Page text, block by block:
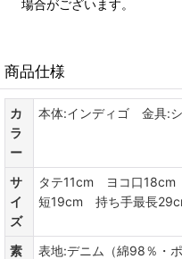
場合がございます。
商品仕様
カ
ラ
ー
本体:インディゴ 金具:
サ
イ
ズ
タテ11cm ヨコ口
短19cm 持ち手最長
素
表地:デニム（綿98％・